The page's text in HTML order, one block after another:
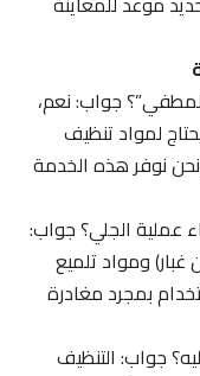
جواب: نعم،
لمواد تنظيف
نوفر هذه الخدمة
الجلي؟ جواب:
ومواد تلميع
بمجرد مغادرة
جواب: التنظيف